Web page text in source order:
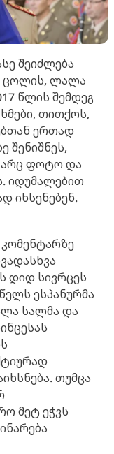
შეიძლება
ცოლის, ლალა
წლის შემდეგ
თითქოს,
ერთად
შენიშნეს,
არც ფოტო და
იდუმალებით
იხსენებენ.
დიდ სივრცეს
ესპანურმა
სალმა და
თუმცა
მეტ ეჭვს